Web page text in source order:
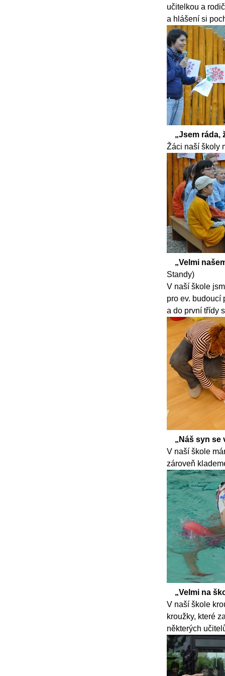
učitelkou a
a hlášení si
„Jsem ráda,
Žáci naší školy
„Velmi
Standy)
V naší škole
pro ev. budoucí
a do první třídy
„Náš syn se
V naší škole
zároveň
„Velmi na
V naší škole
kroužky, které
některých